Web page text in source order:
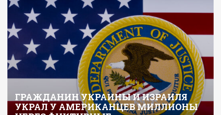
ГРАЖДАНИН УКРАИНЫ И ИЗРАИЛЯ
УКРАЛ У АМЕРИКАНЦЕВ МИЛЛИОНЫ